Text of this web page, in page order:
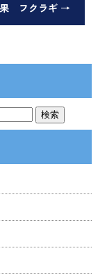
果 フクラギ →